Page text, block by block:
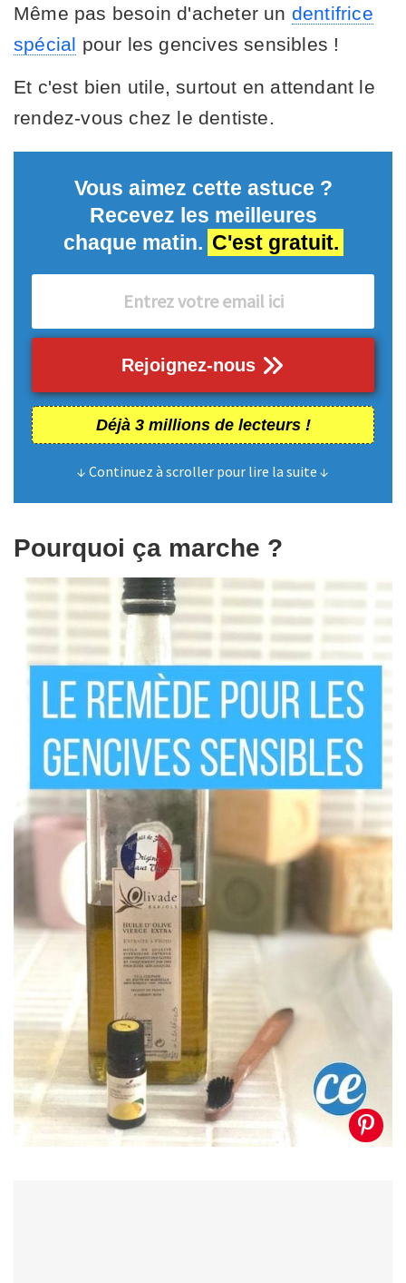
Même pas besoin d'acheter un dentifrice
spécial pour les gencives sensibles !
Et c'est bien utile, surtout en attendant le
rendez-vous chez le dentiste.
Vous aimez cette astuce ?
Recevez les meilleures
chaque matin. C'est gratuit.
Rejoignez-nous
Déjà 3 millions de lecteurs !
↓ Continuez à scroller pour lire la suite ↓
Pourquoi ça marche ?